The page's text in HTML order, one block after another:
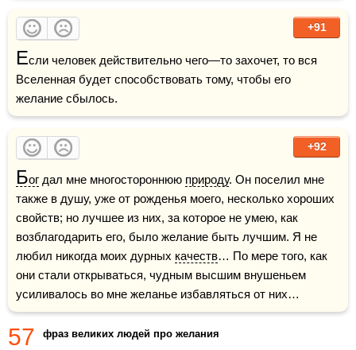
+91
Если человек действительно чего—то захочет, то вся
Вселенная будет способствовать тому, чтобы его
+92
Бог дал мне многостороннюю природу. Он поселил мне
также в душу, уже от рожденья моего, несколько хороших
свойств; но лучшее из них, за которое не умею, как
возблагодарить его, было желание быть лучшим. Я не
любил никогда моих дурных качеств… По мере того, как
они стали открываться, чудным высшим внушеньем
усиливалось во мне желанье избавляться от них…
57 фраз великих людей про желания